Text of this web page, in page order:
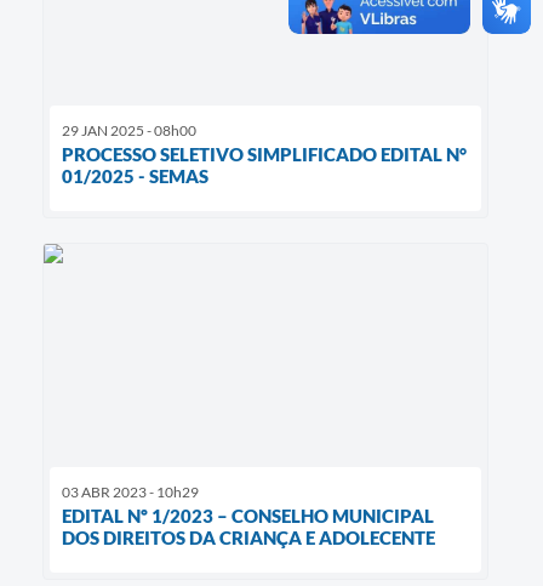
29 JAN 2025 - 08h00
PROCESSO SELETIVO SIMPLIFICADO EDITAL N°
01/2025 - SEMAS
03 ABR 2023 - 10h29
EDITAL Nº 1/2023 – CONSELHO MUNICIPAL
DOS DIREITOS DA CRIANÇA E ADOLECENTE